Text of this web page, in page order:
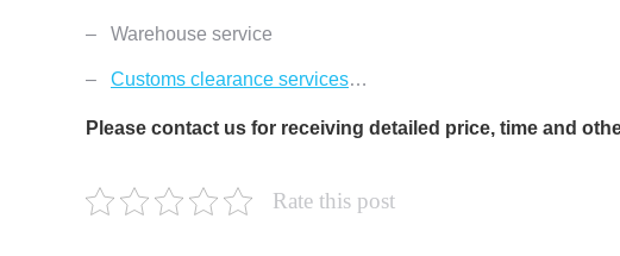
– Warehouse service
– Customs clearance services…
Please contact us for receiving detailed price, time and
Rate this post